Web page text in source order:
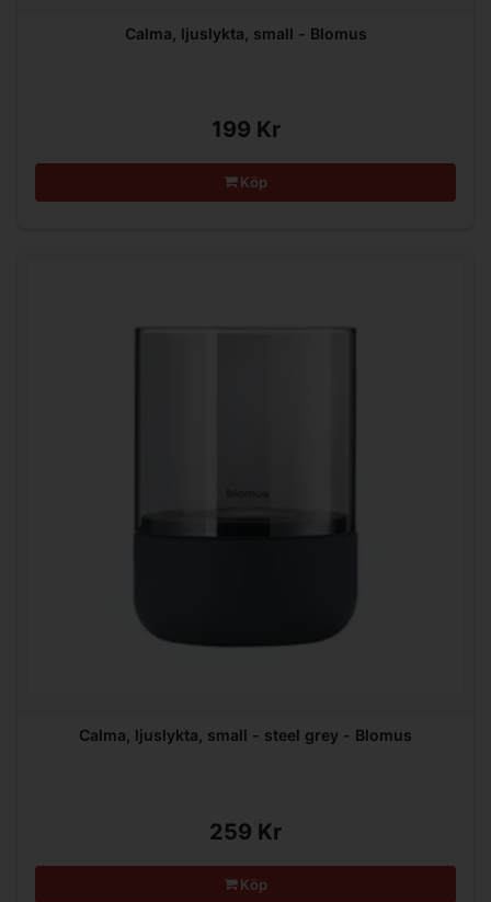
Calma, ljuslykta, small - Blomus
199 Kr
Köp
Calma, ljuslykta, small - steel grey - Blomus
259 Kr
Köp